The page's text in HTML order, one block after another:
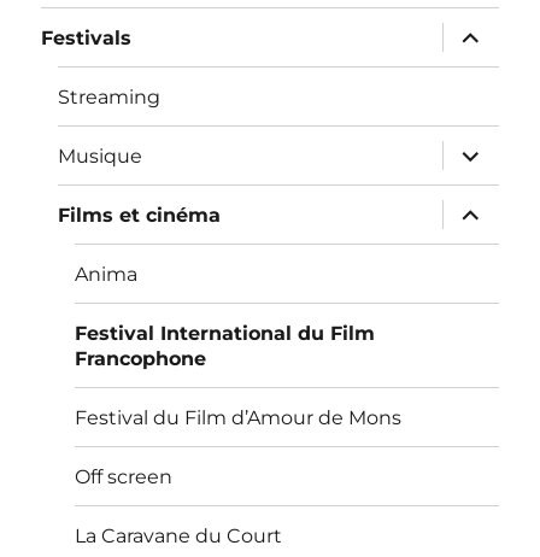
Festivals
ouvrir
le
sous-
Streaming
Musique
ouvrir
le
sous-
menu
Films et cinéma
ouvrir
le
sous-
Anima
Festival International du Film
Francophone
Festival du Film d’Amour de Mons
Off screen
La Caravane du Court